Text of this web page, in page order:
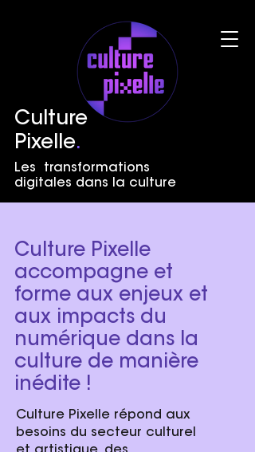
Culture
Pixelle.
Les transformations
digitales dans la culture
Culture Pixelle
accompagne et
forme aux enjeux et
aux impacts du
numérique dans la
culture de manière
inédite !
Culture Pixelle répond aux
besoins du secteur culturel